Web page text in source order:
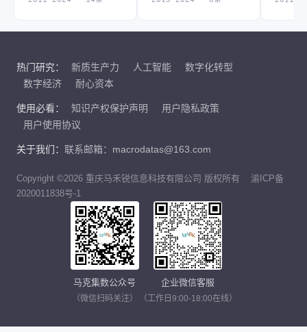
热门研究： 新质生产力 人工智能
数字化转型
数字经济
耐心资本
使用必看： 知识产权保护声明
用户隐私政策
用户使用协议
关于我们： 联系邮箱：macrodatas@163.com
Copyright ©2026 重庆马禾锐信息科技有限公司 版权所有
渝ICP备
2020011838号-1
马克集数公众号
（微信扫码关注）
企业微信客服
（工作日9:00-18:00在线）